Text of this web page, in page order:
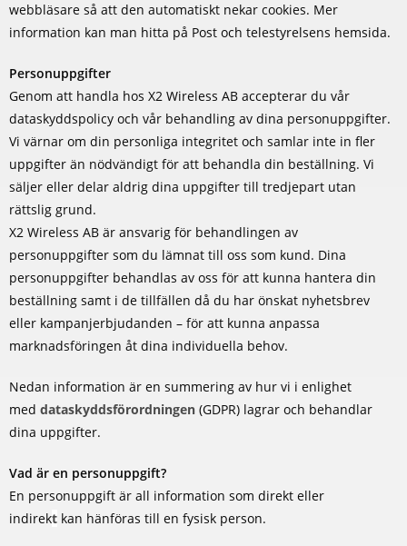
webbläsare så att den automatiskt nekar cookies. Mer
information kan man hitta på Post och telestyrelsens hemsida.
Personuppgifter
Genom att handla hos X2 Wireless AB accepterar du vår
dataskyddspolicy och vår behandling av dina personuppgifter.
Vi värnar om din personliga integritet och samlar inte in fler
uppgifter än nödvändigt för att behandla din beställning. Vi
säljer eller delar aldrig dina uppgifter till tredjepart utan
rättslig grund.
X2 Wireless AB är ansvarig för behandlingen av
personuppgifter som du lämnat till oss som kund. Dina
personuppgifter behandlas av oss för att kunna hantera din
beställning samt i de tillfällen då du har önskat nyhetsbrev
eller kampanjerbjudanden – för att kunna anpassa
marknadsföringen åt dina individuella behov.
Nedan information är en summering av hur vi i enlighet
med dataskyddsförordningen (GDPR) lagrar och behandlar
dina uppgifter.
Vad är en personuppgift?
En personuppgift är all information som direkt eller
indirekt kan hänföras till en fysisk person.